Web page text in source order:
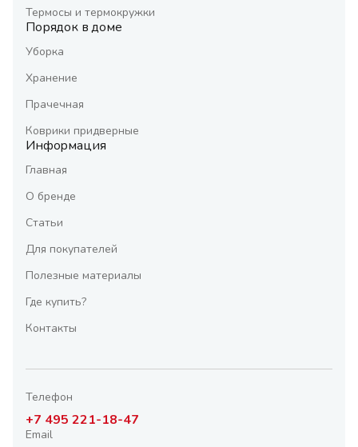
Термосы и термокружки
Порядок в доме
Уборка
Хранение
Прачечная
Коврики придверные
Информация
Главная
О бренде
Статьи
Для покупателей
Полезные материалы
Где купить?
Контакты
Телефон
+7 495 221-18-47
Email